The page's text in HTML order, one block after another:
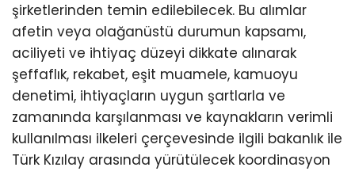
şirketlerinden temin edilebilecek. Bu alımlar
afetin veya olağanüstü durumun kapsamı,
aciliyeti ve ihtiyaç düzeyi dikkate alınarak
şeffaflık, rekabet, eşit muamele, kamuoyu
denetimi, ihtiyaçların uygun şartlarla ve
zamanında karşılanması ve kaynakların verimli
kullanılması ilkeleri çerçevesinde ilgili bakanlık ile
Türk Kızılay arasında yürütülecek koordinasyon